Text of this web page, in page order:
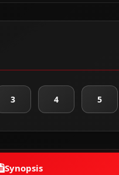
3 4 5
Synopsis